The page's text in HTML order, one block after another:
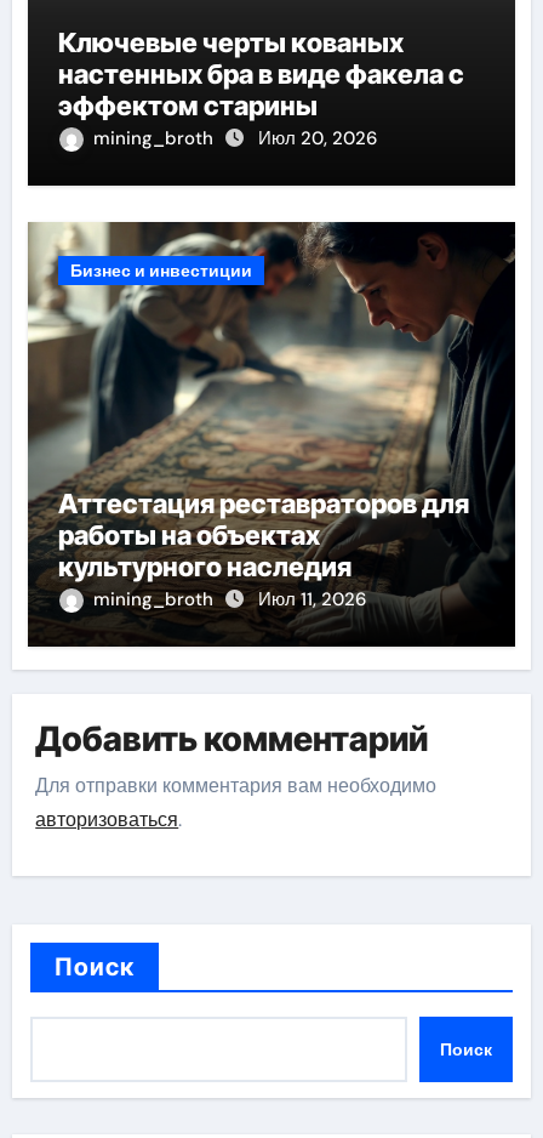
Ключевые черты кованых
настенных бра в виде факела с
эффектом старины
mining_broth Июл 20, 2026
Бизнес и инвестиции
Аттестация реставраторов для
работы на объектах
культурного наследия
mining_broth Июл 11, 2026
Добавить комментарий
Для отправки комментария вам необходимо
авторизоваться.
Поиск
Поиск